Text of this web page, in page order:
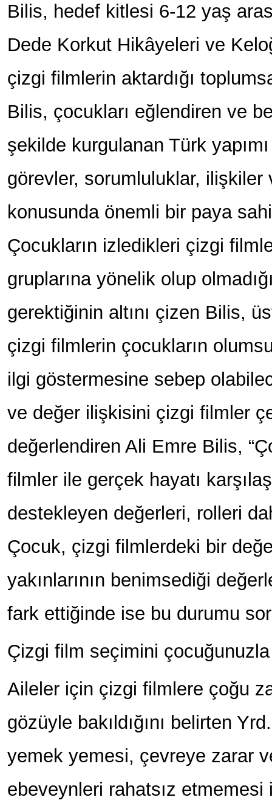
Bilis, hedef kitlesi 6-12 yaş
Dede Korkut Hikâyeleri ve
çizgi filmlerin aktardığı
Bilis, çocukları eğlendiren ve
şekilde kurgulanan Türk
görevler, sorumluluklar, ilişkiler
konusunda önemli bir paya
Çocukların izledikleri çizgi
gruplarına yönelik olup
gerektiğinin altını çizen Bilis,
çizgi filmlerin çocukların
ilgi göstermesine sebep
ve değer ilişkisini çizgi filmler
değerlendiren Ali Emre Bilis,
filmler ile gerçek hayatı
destekleyen değerleri, rolleri
Çocuk, çizgi filmlerdeki bir
yakınlarının benimsediği
fark ettiğinde ise bu durumu
Çizgi film seçimini
Aileler için çizgi filmlere çoğu
gözüyle bakıldığını belirten
yemek yemesi, çevreye zarar
ebeveynleri rahatsız